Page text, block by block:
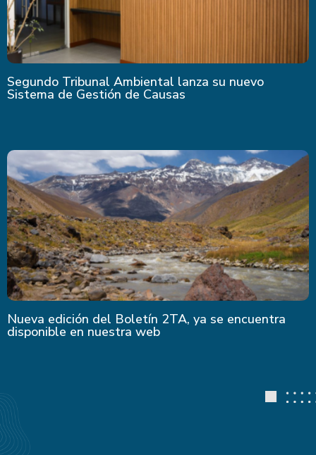
Segundo Tribunal Ambiental lanza su nuevo
Sistema de Gestión de Causas
Nueva edición del Boletín 2TA, ya se encuentra
disponible en nuestra web